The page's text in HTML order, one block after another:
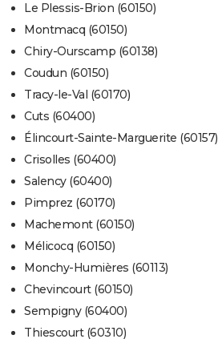
Le Plessis-Brion (60150)
Montmacq (60150)
Chiry-Ourscamp (60138)
Coudun (60150)
Tracy-le-Val (60170)
Cuts (60400)
Élincourt-Sainte-Marguerite (60157)
Crisolles (60400)
Salency (60400)
Pimprez (60170)
Machemont (60150)
Mélicocq (60150)
Monchy-Humières (60113)
Chevincourt (60150)
Sempigny (60400)
Thiescourt (60310)